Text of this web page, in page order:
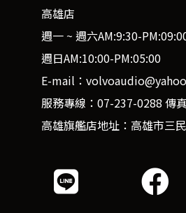
高雄店
週一 ~ 週六AM:9:30-
週日AM:10:00-PM:05:00
E-mail：
服務專線：07-237-0288 傳
高雄旗艦店地址：高雄市三